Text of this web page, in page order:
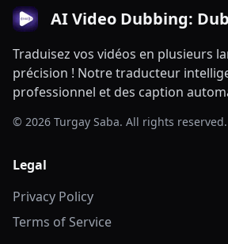
AI Video Dubbing:
Traduisez vos vidéos en plusieurs
précision ! Notre traducteur
professionnel et des caption
© 2026 Turgay Saba. All rights reserved.
Legal
Privacy Policy
Terms of Service